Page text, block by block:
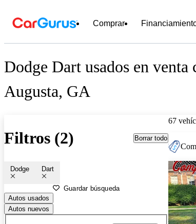
Comprar
Dodge Dart usados en venta
Augusta, GA
Filtros (2) Borrar todo
Dodge Dart
Guardar búsqueda
Autos usados
Autos nuevos
67